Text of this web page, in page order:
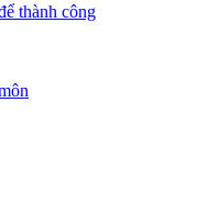
thành công